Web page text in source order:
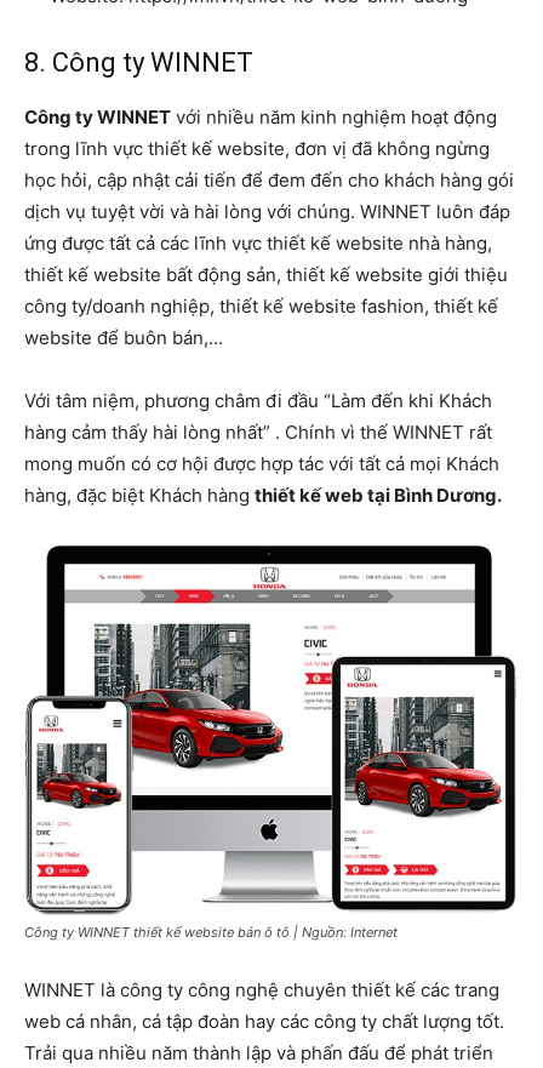
8. Công ty WINNET
Công ty WINNET với nhiều năm kinh nghiệm hoạt động
trong lĩnh vực thiết kế website, đơn vị đã không ngừng
học hỏi, cập nhật cải tiến để đem đến cho khách hàng gói
dịch vụ tuyệt vời và hài lòng với chúng. WINNET luôn đáp
ứng được tất cả các lĩnh vực thiết kế website nhà hàng,
thiết kế website bất động sản, thiết kế website giới thiệu
công ty/doanh nghiệp, thiết kế website fashion, thiết kế
website để buôn bán,…
Với tâm niệm, phương châm đi đầu “Làm đến khi Khách
hàng cảm thấy hài lòng nhất” . Chính vì thế WINNET rất
mong muốn có cơ hội được hợp tác với tất cả mọi Khách
hàng, đặc biệt Khách hàng thiết kế web tại Bình Dương.
Công ty WINNET thiết kế website bán ô tô | Nguồn: Internet
WINNET là công ty công nghệ chuyên thiết kế các trang
web cá nhân, cá tập đoàn hay các công ty chất lượng tốt.
Trải qua nhiều năm thành lập và phấn đấu để phát triển